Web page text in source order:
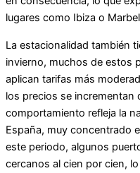
lugares como Ibiza o
La estacionalidad también
invierno, muchos de estos
aplican tarifas más
los precios se incrementan
comportamiento refleja la
España, muy concentrado
este periodo, algunos
cercanos al cien por cien,